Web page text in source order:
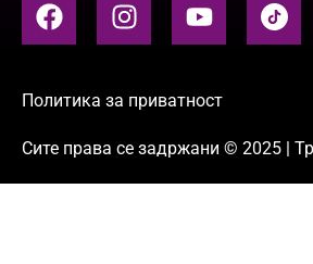
Политика за приватност
Сите права се задржани © 2025 |